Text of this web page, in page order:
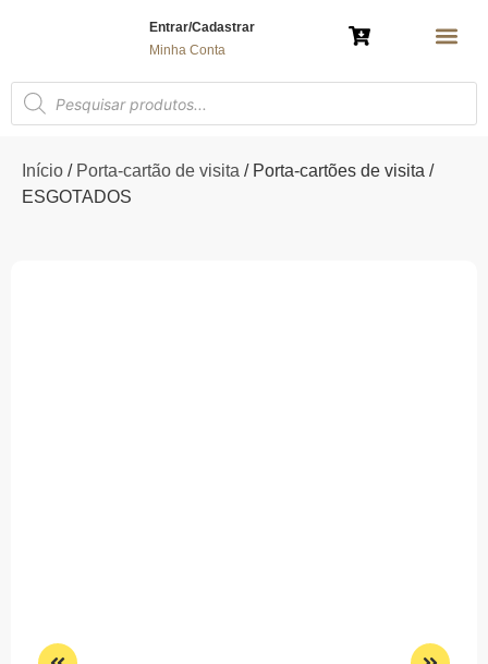
Entrar/Cadastrar
Minha Conta
Início / Porta-cartão de visita / Porta-cartões de visita /
ESGOTADOS